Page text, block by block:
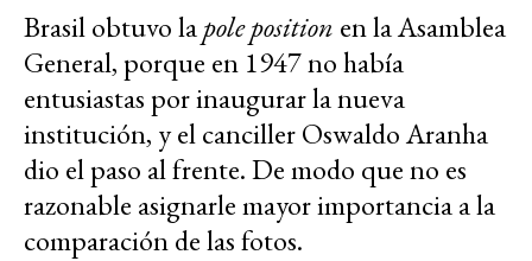
Brasil obtuvo lapole position en la Asamblea
General, porque en 1947 no había
entusiastas por inaugurar la nueva
institución, y el canciller Oswaldo Aranha
dio el paso al frente. De modo que no es
razonable asignarle mayor importancia a la
comparación de las fotos.